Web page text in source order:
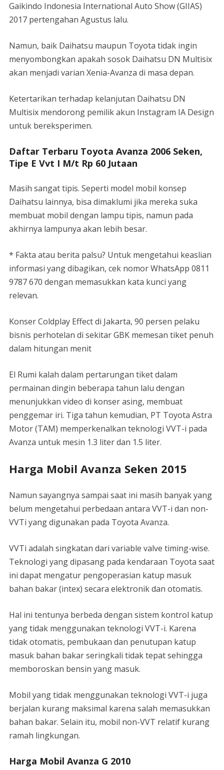
Gaikindo Indonesia International Auto Show (GIIAS)
2017 pertengahan Agustus lalu.
Namun, baik Daihatsu maupun Toyota tidak ingin
menyombongkan apakah sosok Daihatsu DN Multisix
akan menjadi varian Xenia-Avanza di masa depan.
Ketertarikan terhadap kelanjutan Daihatsu DN
Multisix mendorong pemilik akun Instagram IA Design
untuk bereksperimen.
Daftar Terbaru Toyota Avanza 2006 Seken,
Tipe E Vvt I M/t Rp 60 Jutaan
Masih sangat tipis. Seperti model mobil konsep
Daihatsu lainnya, bisa dimaklumi jika mereka suka
membuat mobil dengan lampu tipis, namun pada
akhirnya lampunya akan lebih besar.
* Fakta atau berita palsu? Untuk mengetahui keaslian
informasi yang dibagikan, cek nomor WhatsApp 0811
9787 670 dengan memasukkan kata kunci yang
relevan.
Konser Coldplay Effect di Jakarta, 90 persen pelaku
bisnis perhotelan di sekitar GBK memesan tiket penuh
dalam hitungan menit
El Rumi kalah dalam pertarungan tiket dalam
permainan dingin beberapa tahun lalu dengan
menunjukkan video di konser asing, membuat
penggemar iri. Tiga tahun kemudian, PT Toyota Astra
Motor (TAM) memperkenalkan teknologi VVT-i pada
Avanza untuk mesin 1.3 liter dan 1.5 liter.
Harga Mobil Avanza Seken 2015
Namun sayangnya sampai saat ini masih banyak yang
belum mengetahui perbedaan antara VVT-i dan non-
VVTi yang digunakan pada Toyota Avanza.
VVTi adalah singkatan dari variable valve timing-wise.
Teknologi yang dipasang pada kendaraan Toyota saat
ini dapat mengatur pengoperasian katup masuk
bahan bakar (intex) secara elektronik dan otomatis.
Hal ini tentunya berbeda dengan sistem kontrol katup
yang tidak menggunakan teknologi VVT-i. Karena
tidak otomatis, pembukaan dan penutupan katup
masuk bahan bakar seringkali tidak tepat sehingga
memboroskan bensin yang masuk.
Mobil yang tidak menggunakan teknologi VVT-i juga
berjalan kurang maksimal karena salah memasukkan
bahan bakar. Selain itu, mobil non-VVT relatif kurang
ramah lingkungan.
Harga Mobil Avanza G 2010